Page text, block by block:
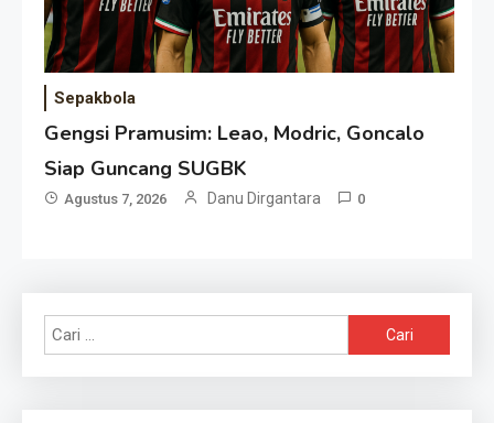
Sepakbola
Gengsi Pramusim: Leao, Modric, Goncalo
Siap Guncang SUGBK
Agustus 7, 2026 Danu Dirgantara 0
untuk: